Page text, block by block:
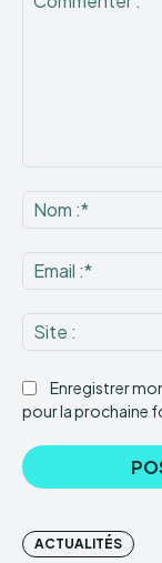
Enregistrer
pour la prochaine
ACTUALITÉS